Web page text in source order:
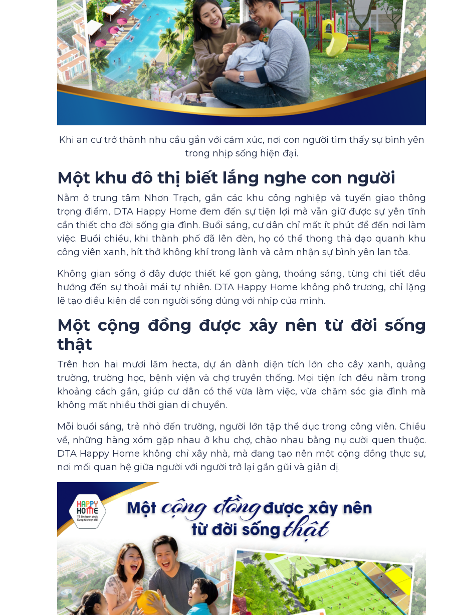
Khi an cư trở thành nhu cầu gắn với cảm xúc, nơi con người tìm thấy sự bình yên
trong nhịp sống hiện đại.
Một khu đô thị biết lắng nghe con người
Nằm ở trung tâm Nhơn Trạch, gần các khu công nghiệp và tuyến giao thông
trọng điểm, DTA Happy Home đem đến sự tiện lợi mà vẫn giữ được sự yên tĩnh
cần thiết cho đời sống gia đình. Buổi sáng, cư dân chỉ mất ít phút để đến nơi làm
việc. Buổi chiều, khi thành phố đã lên đèn, họ có thể thong thả dạo quanh khu
công viên xanh, hít thở không khí trong lành và cảm nhận sự bình yên lan tỏa.
Không gian sống ở đây được thiết kế gọn gàng, thoáng sáng, từng chi tiết đều
hướng đến sự thoải mái tự nhiên. DTA Happy Home không phô trương, chỉ lặng
lẽ tạo điều kiện để con người sống đúng với nhịp của mình.
Một cộng đồng được xây nên từ đời sống
thật
Trên hơn hai mươi lăm hecta, dự án dành diện tích lớn cho cây xanh, quảng
trường, trường học, bệnh viện và chợ truyền thống. Mọi tiện ích đều nằm trong
khoảng cách gần, giúp cư dân có thể vừa làm việc, vừa chăm sóc gia đình mà
không mất nhiều thời gian di chuyển.
Mỗi buổi sáng, trẻ nhỏ đến trường, người lớn tập thể dục trong công viên. Chiều
về, những hàng xóm gặp nhau ở khu chợ, chào nhau bằng nụ cười quen thuộc.
DTA Happy Home không chỉ xây nhà, mà đang tạo nên một cộng đồng thực sự,
nơi mối quan hệ giữa người với người trở lại gần gũi và giản dị.